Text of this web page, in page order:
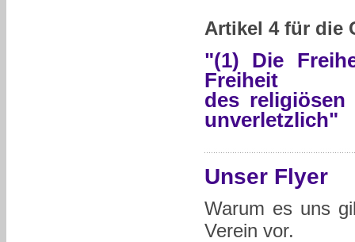
Artikel 4 für die
"(1) Die
Freiheit
des religiösen
unverletzlich"
Unser Flyer
Warum es uns
Verein vor.